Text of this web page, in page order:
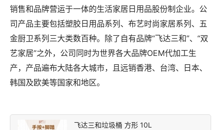
销售和品牌营运于一体的生活家居日用品股份制企业。公
司产品主要包括塑胶日用品系列、布艺时尚家居系列、五
金厨卫系列三大类数百种。除了自有品牌“飞达三和”、“双
艺家居”之外，公司同时为世界各大品牌OEM代加工生
产，产品遍布大陆各大城市，且远销香港、台湾、日本、
韩国及欧美等国家和地区。
飞达三和垃圾桶 方形 10L